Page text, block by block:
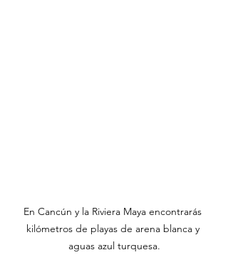
En Cancún y la Riviera Maya encontrarás
kilómetros de playas de arena blanca y
aguas azul turquesa.